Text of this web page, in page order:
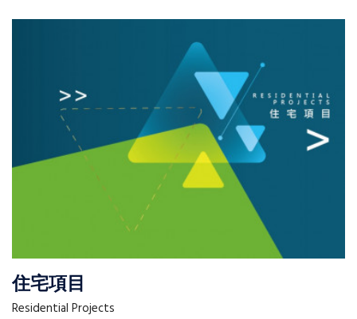
住宅項目
Residential Projects